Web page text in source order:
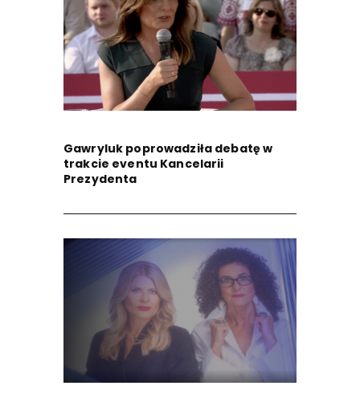
Gawryluk poprowadziła debatę w
trakcie eventu Kancelarii
Prezydenta